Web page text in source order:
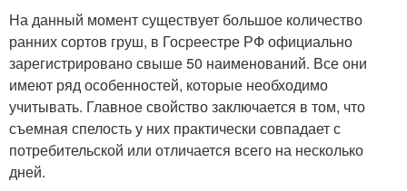
На данный момент существует большое количество
ранних сортов груш, в Госреестре РФ официально
зарегистрировано свыше 50 наименований. Все они
имеют ряд особенностей, которые необходимо
учитывать. Главное свойство заключается в том, что
съемная спелость у них практически совпадает с
потребительской или отличается всего на несколько
дней.